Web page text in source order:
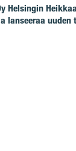
Helsingin
lanseeraa uuden